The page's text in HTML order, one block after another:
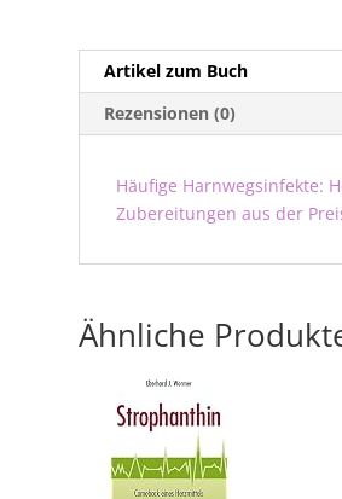
Artikel zum Buch
Rezensionen (0)
Häufige Harnwegsinfekte:
Zubereitungen aus der
Ähnliche